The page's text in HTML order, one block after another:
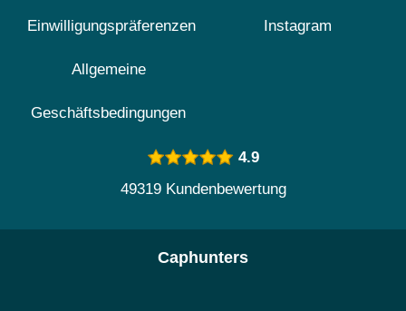
Einwilligungspräferenzen
Allgemeine
Geschäftsbedingungen
Instagram
4.9
49319 Kundenbewertung
Caphunters